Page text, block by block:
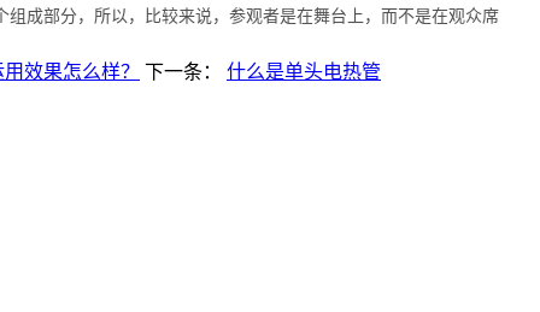
组成部分，所以，比较来说，参观者是在舞台上，而不是在观众席
效果怎么样？ 下一条： 什么是单头电热管